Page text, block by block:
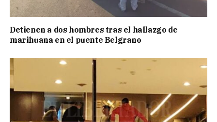
Detienen a dos hombres tras el hallazgo de
marihuana en el puente Belgrano